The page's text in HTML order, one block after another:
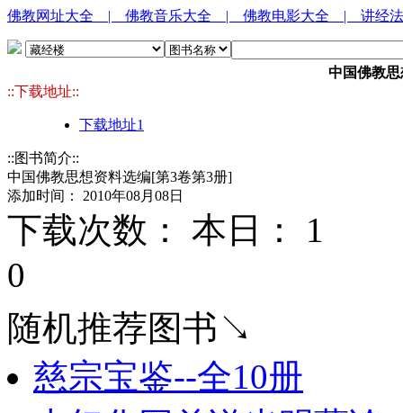
佛教网址大全 | 佛教音乐大全 | 佛教电影大全 | 讲经
中国佛教
::下载地址::
下载地址1
::图书简介::
中国佛教思想资料选编[第3卷第3册]
添加时间： 2010年08月08日
下载次数： 本日： 1
0
随机推荐图书↘
慈宗宝鉴--全10册